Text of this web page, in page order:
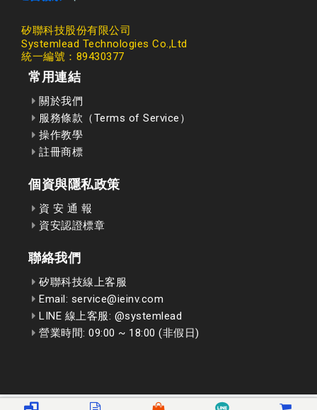
矽聯科技股份有限公司
Systemlead Technologies Co.,Ltd
統一編號：89430377
常用連結
關於我們
服務條款（Terms of Service）
操作教學
註冊商標
個資與隱私政策
資 安 通 報
資安認證標章
聯絡我們
矽聯科技線上客服
Email: service@ieinv.com
LINE 線上客服: @systemlead
營業時間: 09:00 ~ 18:00 (非假日)